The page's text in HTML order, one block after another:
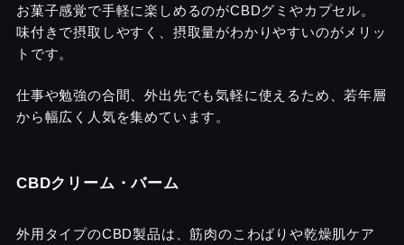
お菓子感覚で手軽に楽しめるのがCBDグミやカプセル。
味付きで摂取しやすく、摂取量がわかりやすいのがメリッ
トです。
仕事や勉強の合間、外出先でも気軽に使えるため、若年層
から幅広く人気を集めています。
CBDクリーム・バーム
外用タイプのCBD製品は、筋肉のこわばりや乾燥肌ケア